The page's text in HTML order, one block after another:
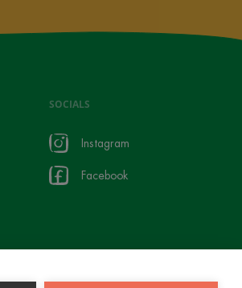
SOCIALS
Instagram
Facebook